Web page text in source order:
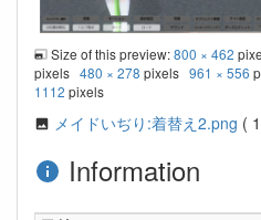
Size of this preview:800 × 462
pixels 480 × 278 pixels 961 × 556
1112 pixels
メイドいぢり:着替え2.png (
Information